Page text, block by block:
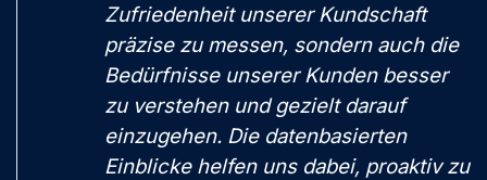
Zufriedenheit unserer Kundschaft
präzise zu messen, sondern auch die
Bedürfnisse unserer Kunden besser
zu verstehen und gezielt darauf
einzugehen. Die datenbasierten
Einblicke helfen uns dabei, proaktiv zu